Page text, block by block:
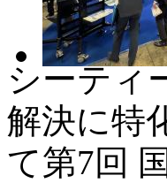
シーティ
解決に特
て第7回